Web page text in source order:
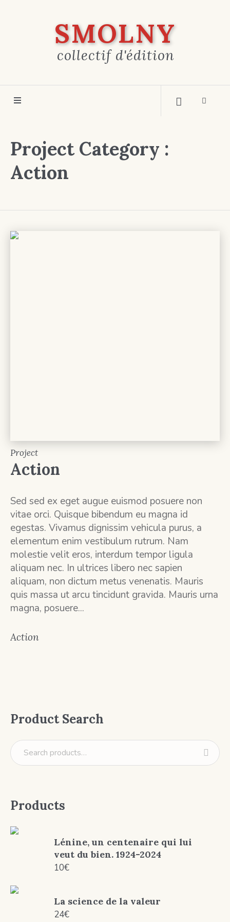
SMOLNY
collectif d'édition
Project Category :
Action
Project
Action
Sed sed ex eget augue euismod posuere non
vitae orci. Quisque bibendum eu magna id
egestas. Vivamus dignissim vehicula purus, a
elementum enim vestibulum rutrum. Nam
molestie velit eros, interdum tempor ligula
aliquam nec. In ultrices libero nec sapien
aliquam, non dictum metus venenatis. Mauris
quis massa ut arcu tincidunt gravida. Mauris urna
magna, posuere...
Action
Product Search
Products
Lénine, un centenaire qui lui
veut du bien. 1924-2024
10€
La science de la valeur
24€